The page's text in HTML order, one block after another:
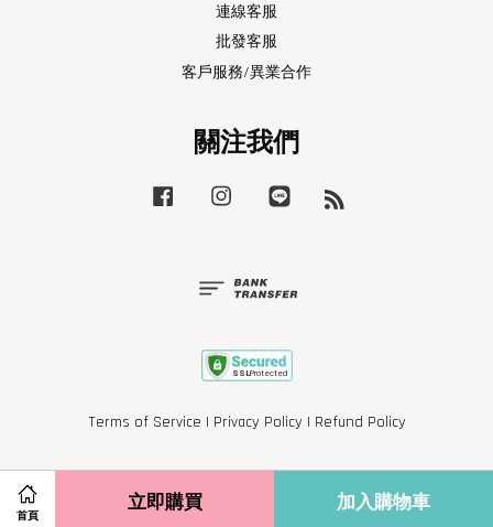
首頁
立即購買 加入購物車
連線客服
批發客服
客戶服務/異業合作
關注我們
Facebook Instagram
Terms of Service | Privacy Policy | Refund Policy